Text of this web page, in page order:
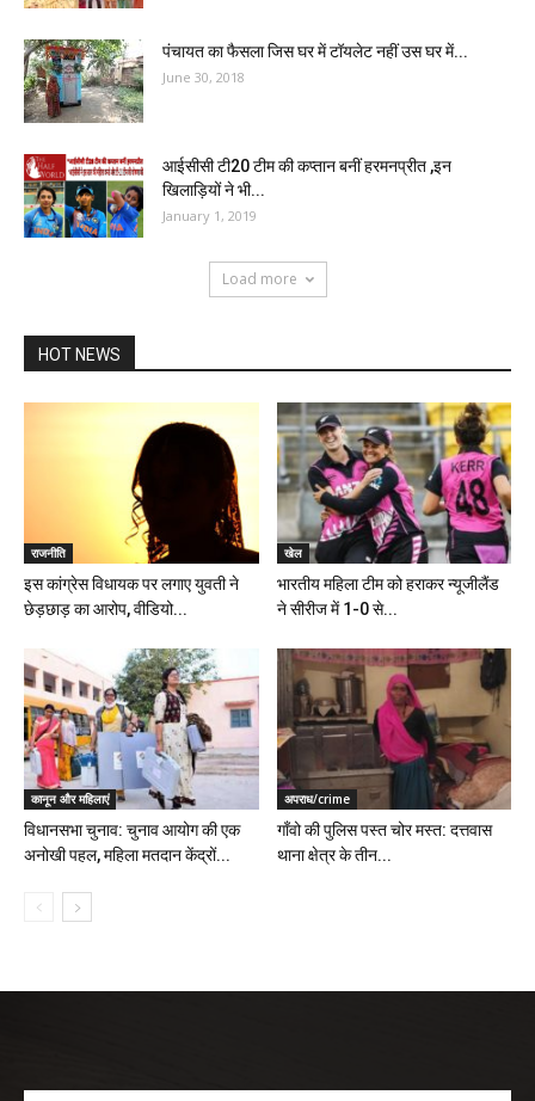
पंचायत का फैसला जिस घर में टॉयलेट नहीं उस घर में...
June 30, 2018
आईसीसी टी20 टीम की कप्तान बनीं हरमनप्रीत ,इन
खिलाड़ियों ने भी...
January 1, 2019
Load more
HOT NEWS
राजनीति
इस कांग्रेस विधायक पर लगाए युवती ने
छेड़छाड़ का आरोप, वीडियो...
खेल
भारतीय महिला टीम को हराकर न्यूजीलैंड
ने सीरीज में 1-0 से...
कानून और महिलाएं
विधानसभा चुनाव: चुनाव आयोग की एक
अनोखी पहल, महिला मतदान केंद्रों...
अपराध/crime
गॉंवो की पुलिस पस्त चोर मस्त: दत्तवास
थाना क्षेत्र के तीन...